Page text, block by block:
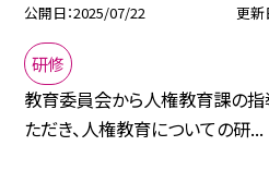
公開日 2025/07/22 更新
研修
教育委員会から人権教育課の
ただき、人権教育についての研...